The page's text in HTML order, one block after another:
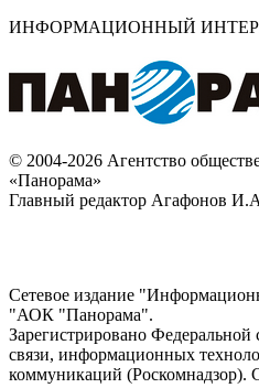
ИНФОРМАЦИОННЫЙ
© 2004-2026 Агентство
«Панорама»
Главный редактор Агафонов
Сетевое издание
"АОК "Панорама".
Зарегистрировано
связи, информационных
коммуникаций (Роскомнадзор).